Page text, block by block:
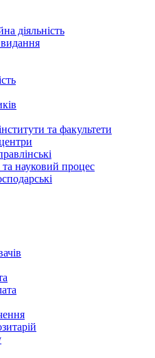
діяльність
видання
та факультети
науковий процес